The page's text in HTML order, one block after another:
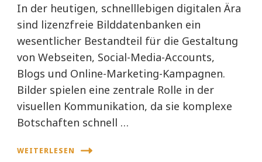
In der heutigen, schnelllebigen digitalen Ära
sind lizenzfreie Bilddatenbanken ein
wesentlicher Bestandteil für die Gestaltung
von Webseiten, Social-Media-Accounts,
Blogs und Online-Marketing-Kampagnen.
Bilder spielen eine zentrale Rolle in der
visuellen Kommunikation, da sie komplexe
Botschaften schnell …
WEITERLESEN